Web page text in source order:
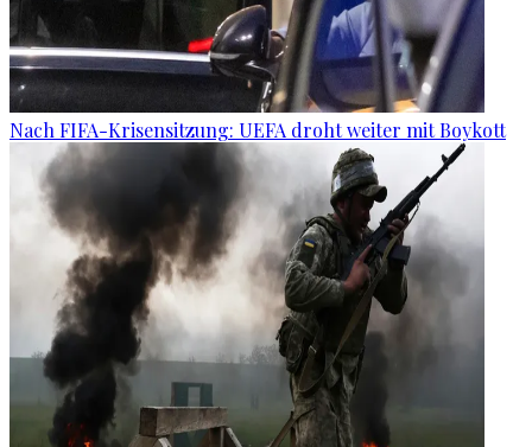
Nach FIFA-Krisensitzung: UEFA droht weiter mit Boykott